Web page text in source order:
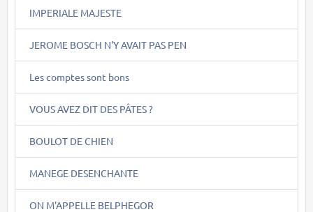
IMPERIALE MAJESTE
JEROME BOSCH N'Y AVAIT PAS PEN
Les comptes sont bons
VOUS AVEZ DIT DES PÂTES ?
BOULOT DE CHIEN
MANEGE DESENCHANTE
ON M'APPELLE BELPHEGOR